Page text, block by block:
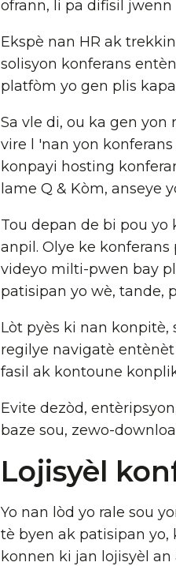
ofrann, li pa difisil
Ekspè nan HR ak
solisyon konferans
platfòm yo gen plis
Sa vle di, ou ka gen
vire l 'nan yon
konpayi hosting
lame Q & Kòm, anseye
Tou depan de bi pou
anpil. Olye ke
videyo milti-pwen bay
patisipan yo wè, tande,
Lòt pyès ki nan konpitè,
regilye navigatè
fasil ak kontoune
Evite dezòd,
baze sou, zewo-
Lojisyèl
Yo nan lòd yo rale sou
tè byen ak patisipan yo,
konnen ki jan lojisyèl an